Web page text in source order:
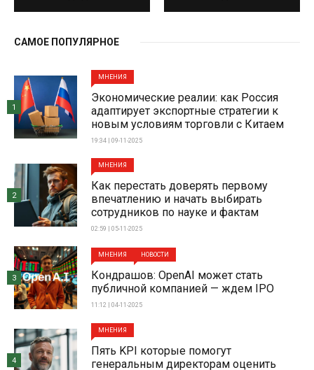
САМОЕ ПОПУЛЯРНОЕ
МНЕНИЯ
Экономические реалии: как Россия
адаптирует экспортные стратегии к
новым условиям торговли с Китаем
19:34 | 09-11-2025
1
МНЕНИЯ
Как перестать доверять первому
впечатлению и начать выбирать
сотрудников по науке и фактам
02:59 | 05-11-2025
2
МНЕНИЯ НОВОСТИ
Кондрашов: OpenAI может стать
публичной компанией — ждем IPO
11:12 | 04-11-2025
3
МНЕНИЯ
Пять KPI которые помогут
генеральным директорам оценить
4